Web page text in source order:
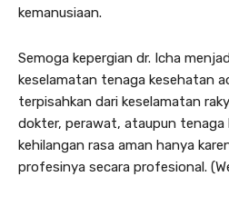
kemanusiaan.
Semoga kepergian dr. Icha
keselamatan tenaga kesehatan
terpisahkan dari keselamatan
dokter, perawat, ataupun tenaga
kehilangan rasa aman hanya
profesinya secara profesional.